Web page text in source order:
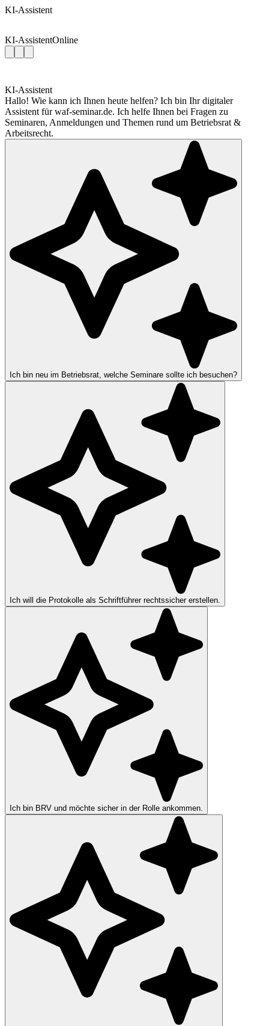
KI-Assistent
KI-AssistentOnline
KI-Assistent
Hallo! Wie kann ich Ihnen heute helfen? Ich bin Ihr digitaler
Assistent für waf-seminar.de. Ich helfe Ihnen bei Fragen zu
Seminaren, Anmeldungen und Themen rund um Betriebsrat &
Arbeitsrecht.
Ich bin neu im Betriebsrat, welche Seminare sollte ich besuchen?
Ich will die Protokolle als Schriftführer rechtssicher erstellen.
Ich bin BRV und möchte sicher in der Rolle ankommen.